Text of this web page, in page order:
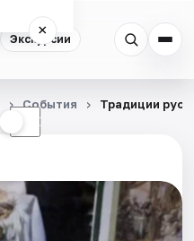
Экскурсии
×
☾
События Традиции